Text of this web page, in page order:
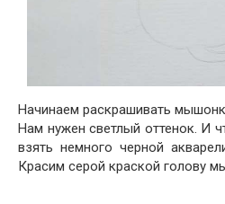
Начинаем раскрашивать
Нам нужен светлый оттенок. И
взять немного черной
Красим серой краской голову